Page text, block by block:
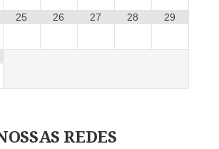
25 26 27 28 29
REDES